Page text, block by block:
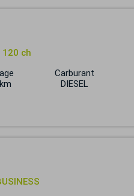
120 ch
Carburant
DIESEL